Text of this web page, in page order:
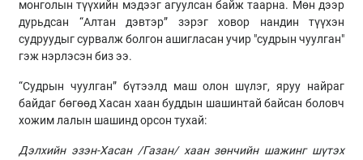
монголын түүхийн мэдээг агуулсан байж таарна. Мөн дээр
дурьдсан “Алтан дэвтэр” зэрэг ховор нандин түүхэн
судруудыг сурвалж болгон ашигласан учир "судрын чуулган"
гэж нэрлэсэн биз ээ.
“Судрын чуулган” бүтээлд маш олон шүлэг, яруу найраг
байдаг бөгөөд Хасан хаан буддын шашинтай байсан боловч
хожим лалын шашинд орсон тухай:
Дэлхийн эзэн-Хасан /Газан/ хаан зөнчийн шажинг шүтэх